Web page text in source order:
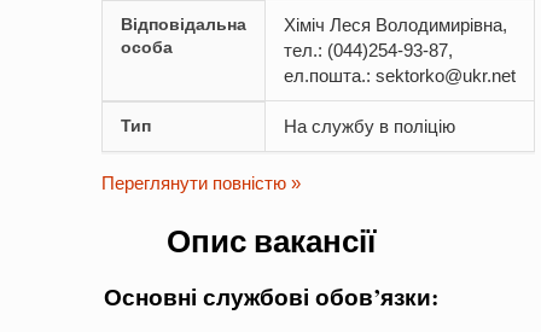
Відповідальна
особа
Хіміч Леся Володимирівна,
тел.: (044)254-93-87,
ел.пошта.: sektorko@ukr.net
Тип На службу в поліцію
Переглянути повністю »
Опис вакансії
Основні службові обов’язки: